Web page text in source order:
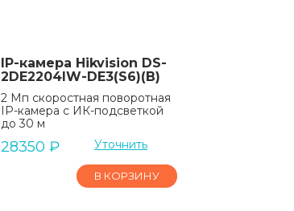
IP-камера Hikvision DS-
2DE2204IW-DE3(S6)(B)
2 Мп скоростная поворотная
IP-камера с ИК-подсветкой
до 30 м
28350 ₽ Уточнить
В КОРЗИНУ